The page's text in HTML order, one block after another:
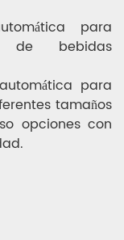
para
de bebidas
para
tamaños
opciones con